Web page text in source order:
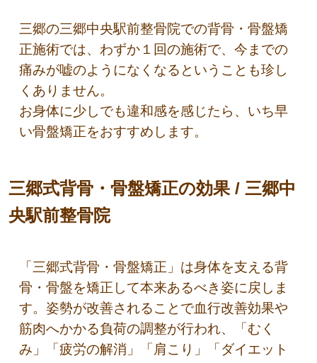
三郷の三郷中央駅前整骨院での背骨・骨盤矯
正施術では、わずか１回の施術で、今までの
痛みが嘘のようになくなるということも珍し
くありません。
お身体に少しでも違和感を感じたら、いち早
い骨盤矯正をおすすめします。
三郷式背骨・骨盤矯正の効果 / 三郷中
央駅前整骨院
「三郷式背骨・骨盤矯正」は身体を支える背
骨・骨盤を矯正して本来あるべき姿に戻しま
す。姿勢が改善されることで血行改善効果や
筋肉へかかる負荷の調整が行われ、「むく
み」「疲労の解消」「肩こり」「ダイエット